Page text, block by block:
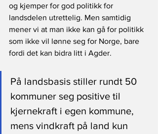
og kjemper for god politikk for
landsdelen utrettelig. Men samtidig
mener vi at man ikke kan gå for politikk
som ikke vil lønne seg for Norge, bare
fordi det kan bidra litt i Agder.
På landsbasis stiller rundt 50
kommuner seg positive til
kjernekraft i egen kommune,
mens vindkraft på land kun